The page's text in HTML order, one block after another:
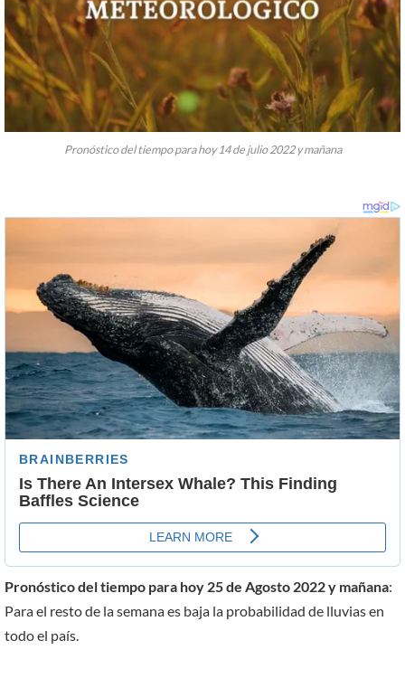
Pronóstico del tiempo para hoy 14 de julio 2022 y mañana
Pronóstico del tiempo para hoy 25 de Agosto 2022 y mañana:
Para el resto de la semana es baja la probabilidad de lluvias en
todo el país.